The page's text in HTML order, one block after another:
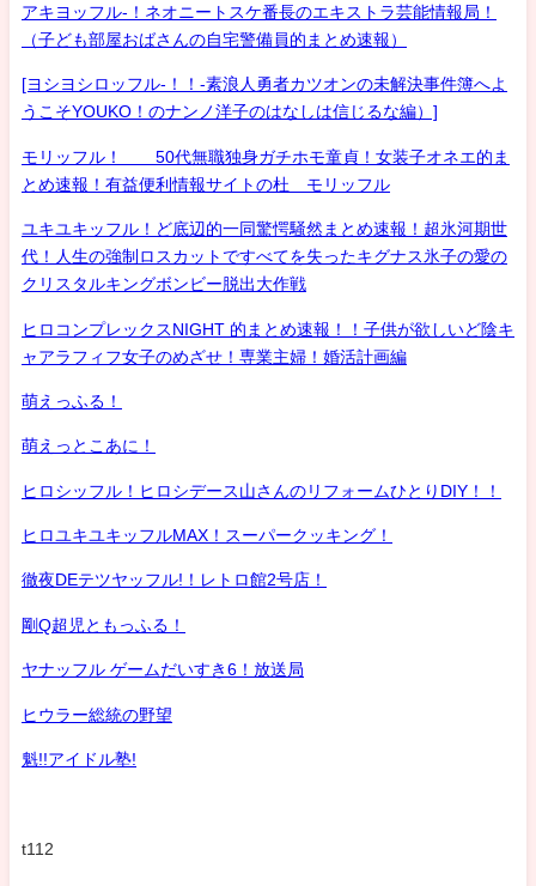
アキヨッフル-！ネオニートスケ番長のエキストラ芸能情報局！
（子ども部屋おばさんの自宅警備員的まとめ速報）
[ヨシヨシロッフル-！！-素浪人勇者カツオンの未解決事件簿へよ
うこそYOUKO！のナンノ洋子のはなしは信じるな編）]
モリッフル！ 50代無職独身ガチホモ童貞！女装子オネエ的ま
とめ速報！有益便利情報サイトの杜 モリッフル
ユキユキッフル！ど底辺的一同驚愕騒然まとめ速報！超氷河期世
代！人生の強制ロスカットですべてを失ったキグナス氷子の愛の
クリスタルキングボンビー脱出大作戦
ヒロコンプレックスNIGHT 的まとめ速報！！子供が欲しいど陰キ
ャアラフィフ女子のめざせ！専業主婦！婚活計画編
萌えっふる！
萌えっとこあに！
ヒロシッフル！ヒロシデース山さんのリフォームひとりDIY！！
ヒロユキユキッフルMAX！スーパークッキング！
徹夜DEテツヤッフル!！レトロ館2号店！
剛Q超児ともっふる！
ヤナッフル ゲームだいすき6！放送局
ヒウラー総統の野望
魁!!アイドル塾!
t112